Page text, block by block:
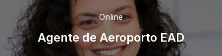
Online
Agente de Aeroporto EAD